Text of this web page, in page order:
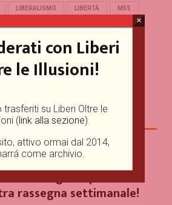
LIBERALISMO LIBERTÀ M5S
PD POLITICA POPULISMO
RENZI REPUBBLICA
SCUOLA STORIA TERRORISMO
Mailing List per
rassegna settimanale!
con Liberi
le Illusioni!
trasferiti su Liberi Oltre le
(link alla sezione).
attivo ormai dal 2014,
come archivio.
×